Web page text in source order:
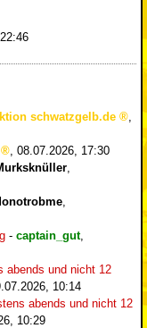
schwatzgelb.de
08.07.2026, 17:30
- captain_gut,
abends und nicht 12
10:14
abends und nicht 12
10:29